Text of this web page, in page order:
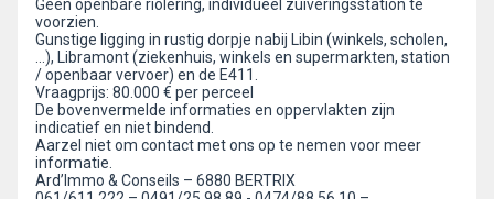
Geen openbare riolering, individueel zuiveringsstation te
voorzien.
Gunstige ligging in rustig dorpje nabij Libin (winkels, scholen,
…), Libramont (ziekenhuis, winkels en supermarkten, station
/ openbaar vervoer) en de E411.
Vraagprijs: 80.000 € per perceel
De bovenvermelde informaties en oppervlakten zijn
indicatief en niet bindend.
Aarzel niet om contact met ons op te nemen voor meer
informatie.
Ard’Immo & Conseils – 6880 BERTRIX